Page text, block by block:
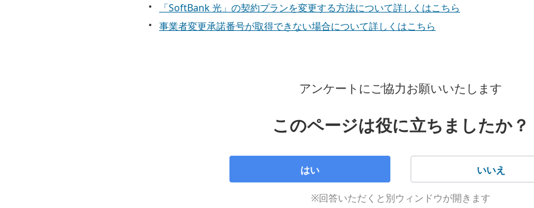
事業者変更に伴う解約の場合はかかります。ただし、契約成立日が2022年7月1日（
変更手数料はかかりません。
会員に送付済み機器の返送費がかかります。
フレッツ光開通から通算した期間に応じたフレッツ光の初期工事費割引の解約金
西日本エリアでフレッツ光を2015年4月30日（木）までにお申し込みをしたかたのみ
工事費残金（SoftBank 光の工事費残金／NTT東西のフレッツ工事費残金）の
工事費残金のお支払方法が分割支払いの場合は、一括でのお支払いとなります。
事業者変更専用電話サポート予約
受付時間：10：00 ～ 19：00（年中無休）
「SoftBank 光」の契約プランを変更する方法について詳しくはこちら
事業者変更承諾番号が取得できない場合について詳しくはこちら
アンケートにご協力お願いいたします
このページは役に立ちましたか？
はい いいえ
※回答いただくと別ウィンドウが開きます